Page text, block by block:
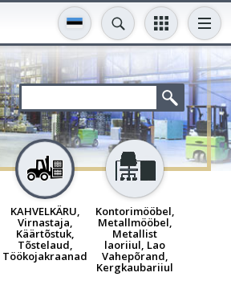
KAHVELKÄRU,
Virnastaja,
Käärtõstuk,
Tõstelaud,
Töökojakraanad
Kontorimööbel,
Metallmööbel,
Metallist
laoriiul, Lao
Vahepõrand,
Kergkaubariiul